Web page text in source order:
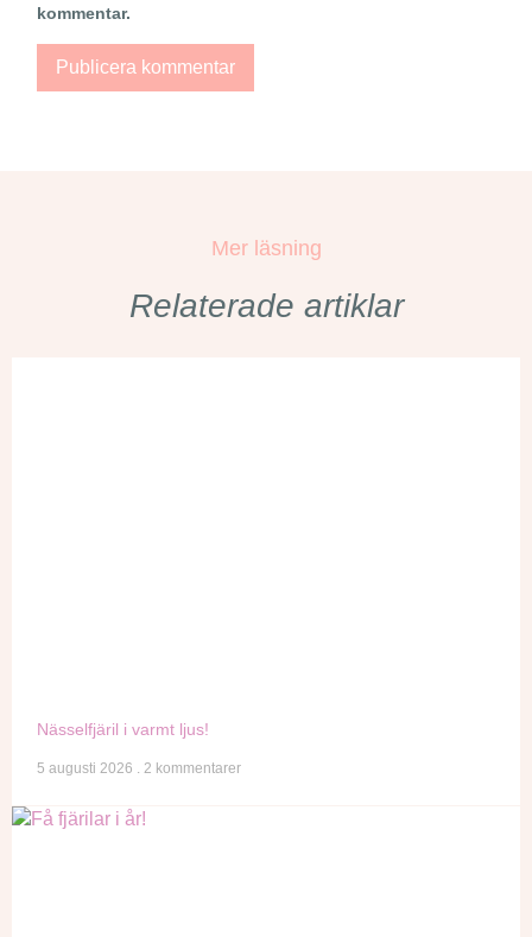
kommentar.
Mer läsning
Relaterade artiklar
Nässelfjäril i varmt ljus!
5 augusti 2026 2 kommentarer